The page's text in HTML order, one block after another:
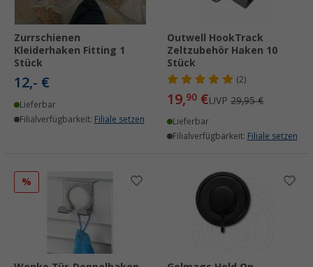
Zurrschienen
Kleiderhaken Fitting 1
Stück
12,- €
Lieferbar
Filialverfügbarkeit: Filiale setzen
Outwell HookTrack
Zeltzubehör Haken 10
Stück
(2)
19,90 €UVP 29,95 €
Lieferbar
Filialverfügbarkeit: Filiale setzen
%